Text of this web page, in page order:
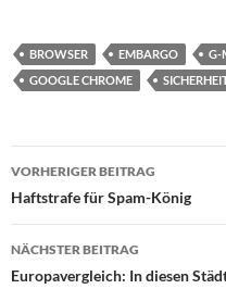
BROWSER EMBARGO G-
GOOGLE CHROME
VORHERIGER BEITRAG
Haftstrafe für Spam-König
NÄCHSTER BEITRAG
Europavergleich: In diesen